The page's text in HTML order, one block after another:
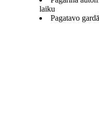
laiku
Pagatavo